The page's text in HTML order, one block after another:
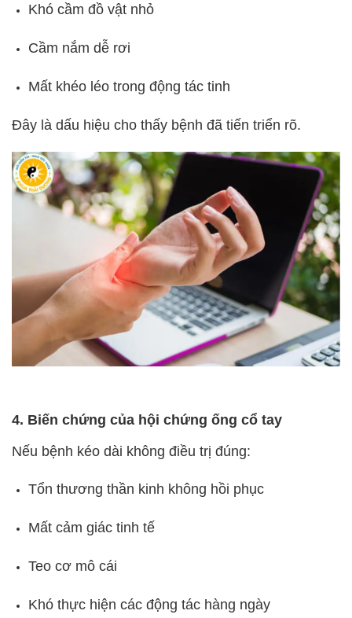
Khó cầm đồ vật nhỏ
Cầm nắm dễ rơi
Mất khéo léo trong động tác tinh
Đây là dấu hiệu cho thấy bệnh đã tiến triển rõ.
4. Biến chứng của hội chứng ống cổ tay
Nếu bệnh kéo dài không điều trị đúng:
Tổn thương thần kinh không hồi phục
Mất cảm giác tinh tế
Teo cơ mô cái
Khó thực hiện các động tác hàng ngày